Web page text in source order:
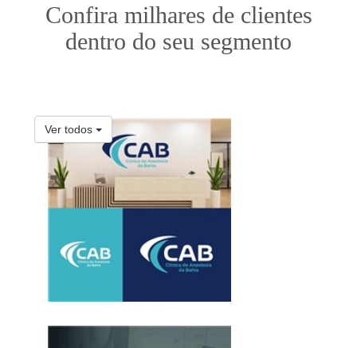
Ver todos
Confira milhares de clientes
dentro do seu segmento